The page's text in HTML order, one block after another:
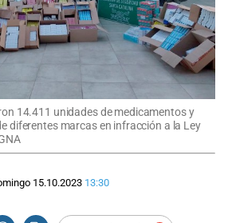
14.411 unidades de medicamentos y
diferentes marcas en infracción a la Ley
15.10.2023 13:30